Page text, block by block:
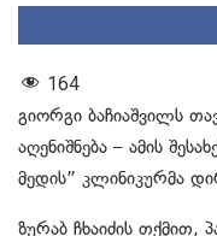
164
გიორგი ბაჩიაშვილს
აღენიშნება – ამის
მედის” კლინიკურმა
ზურაბ ჩხაიძის თქმით,